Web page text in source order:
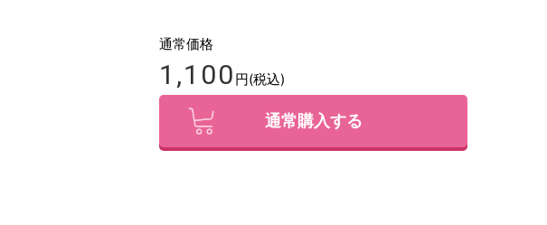
通常価格
1,100 円(税込)
通常購入する